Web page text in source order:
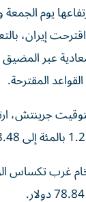
يوم
إيران،
عبر
المقترحة.
الساعة ​0010 ⁠بتوقيت